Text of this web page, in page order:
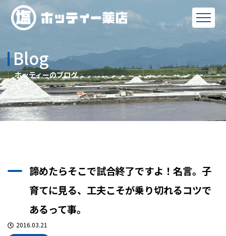
Blog
ホッティーのブログ
諦めたらそこで試合終了ですよ！名言。子
育てに見る、工夫こそが乗り切れるコツで
あるって事。
2016.03.21